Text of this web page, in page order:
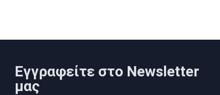
Εγγραφείτε στο Newsletter
μας